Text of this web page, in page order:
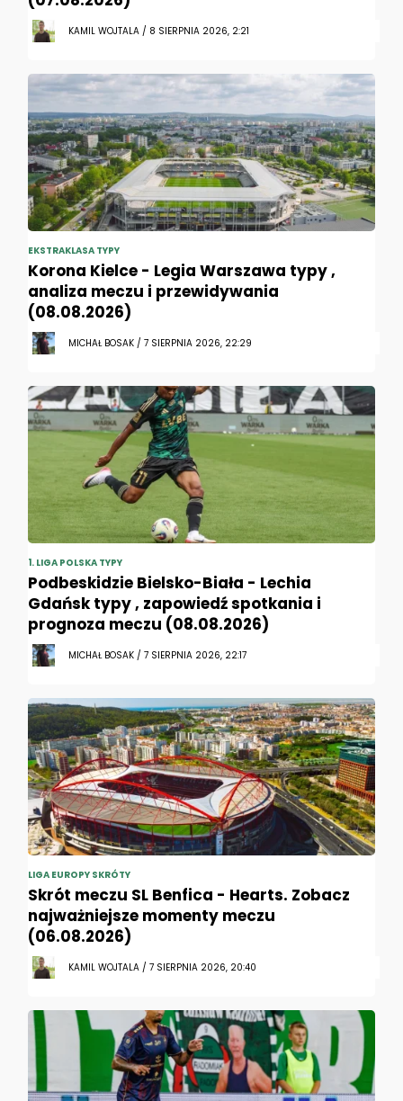
KAMIL WOJTALA / 8 SIERPNIA 2026, 2:21
EKSTRAKLASA TYPY
Korona Kielce - Legia Warszawa typy ,
analiza meczu i przewidywania
(08.08.2026)
MICHAŁ BOSAK / 7 SIERPNIA 2026, 22:29
1. LIGA POLSKA TYPY
Podbeskidzie Bielsko-Biała - Lechia
Gdańsk typy , zapowiedź spotkania i
prognoza meczu (08.08.2026)
MICHAŁ BOSAK / 7 SIERPNIA 2026, 22:17
LIGA EUROPY SKRÓTY
Skrót meczu SL Benfica - Hearts. Zobacz
najważniejsze momenty meczu
(06.08.2026)
KAMIL WOJTALA / 7 SIERPNIA 2026, 20:40